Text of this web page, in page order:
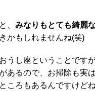
、 みなりもとても綺麗
かもしれませんね(笑)
うし座ということです
あるので、お掃除も実
ころもあるんですけど